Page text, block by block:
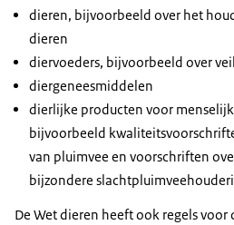
dieren, bijvoorbeeld over het
dieren
diervoeders, bijvoorbeeld over
diergeneesmiddelen
dierlijke producten voor
bijvoorbeeld
van pluimvee en voorschriften
bijzondere
De Wet dieren heeft ook regels